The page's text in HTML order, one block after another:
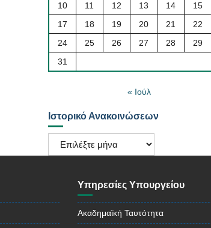
10
11 12 13 14 15
17
18 19 20 21 22
24
25 26 27 28 29
31
« Ιούλ
Ιστορικό Ανακοινώσεων
Ιστορικό
Ανακοινώσεων
Υπηρεσίες Υπουργείου
Ακαδημαϊκή Ταυτότητα